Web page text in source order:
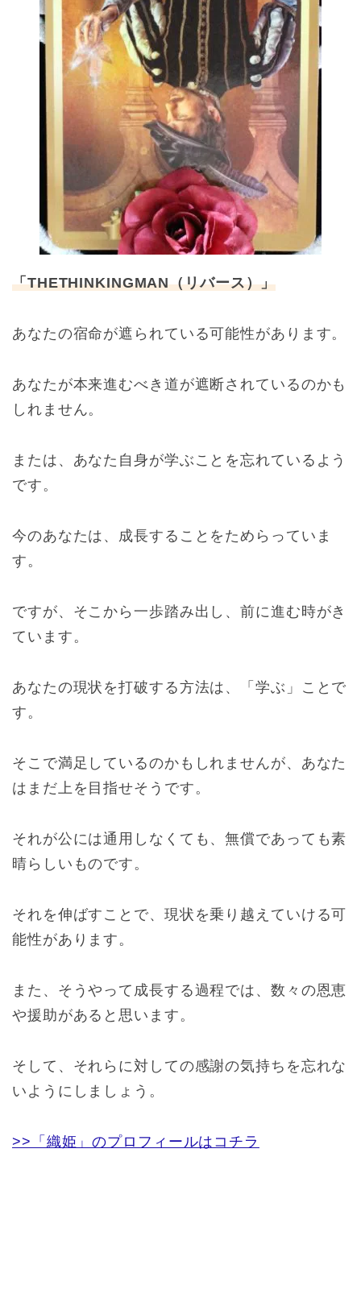
「THETHINKINGMAN（リバース）」
あなたの宿命が遮られている可能性があります。
あなたが本来進むべき道が遮断されているのかも
しれません。
または、あなた自身が学ぶことを忘れているよう
です。
今のあなたは、成長することをためらっていま
す。
ですが、そこから一歩踏み出し、前に進む時がき
ています。
あなたの現状を打破する方法は、「学ぶ」ことで
す。
そこで満足しているのかもしれませんが、あなた
はまだ上を目指せそうです。
それが公には通用しなくても、無償であっても素
晴らしいものです。
それを伸ばすことで、現状を乗り越えていける可
能性があります。
また、そうやって成長する過程では、数々の恩恵
や援助があると思います。
そして、それらに対しての感謝の気持ちを忘れな
いようにしましょう。
>>「織姫」のプロフィールはコチラ